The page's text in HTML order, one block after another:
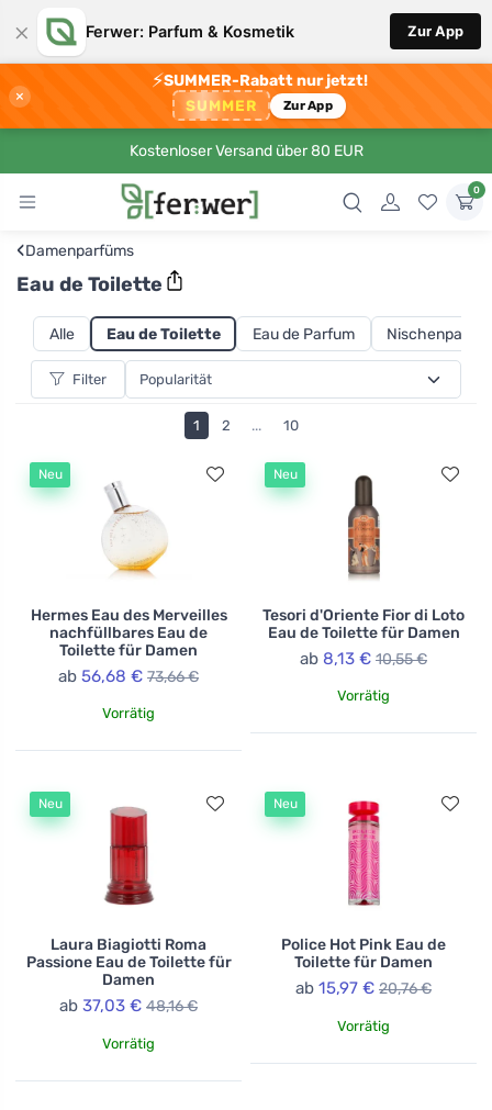
× Ferwer: Parfum & Kosmetik Zur App
×
⚡SUMMER-Rabatt nur jetzt!
SUMMER Zur App
Kostenloser Versand über 80 EUR
0
‹Damenparfüms
Eau de Toilette
Alle Eau de Toilette Eau de Parfum
Filter
1 2 ... 10
Neu
Hermes Eau des Merveilles
nachfüllbares Eau de
Toilette für Damen
ab 56,68 € 73,66 €
Vorrätig
Neu
Tesori d'Oriente Fior di Loto
Eau de Toilette für Damen
ab 8,13 € 10,55 €
Vorrätig
Neu
Laura Biagiotti Roma
Passione Eau de Toilette für
Damen
ab 37,03 € 48,16 €
Vorrätig
Neu
Police Hot Pink Eau de
Toilette für Damen
ab 15,97 € 20,76 €
Vorrätig